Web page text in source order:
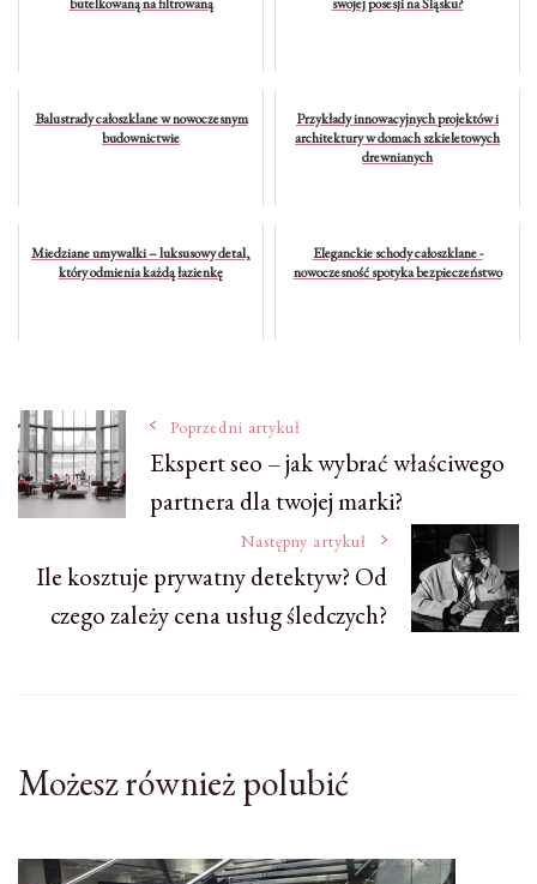
butelkowaną na filtrowaną swojej posesji na Śląsku?
Balustrady całoszklane w nowoczesnym
budownictwie
Przykłady innowacyjnych projektów i
architektury w domach szkieletowych
drewnianych
Miedziane umywalki – luksusowy detal,
który odmienia każdą łazienkę
Eleganckie schody całoszklane -
nowoczesność spotyka bezpieczeństwo
Nawigacja
wpisu
Poprzedni artykuł
Ekspert seo – jak wybrać właściwego
partnera dla twojej marki?
Następny artykuł
Ile kosztuje prywatny detektyw? Od
czego zależy cena usług śledczych?
Możesz również polubić